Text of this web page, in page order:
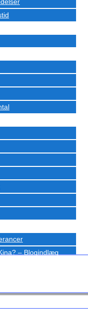
– Blogindlæg